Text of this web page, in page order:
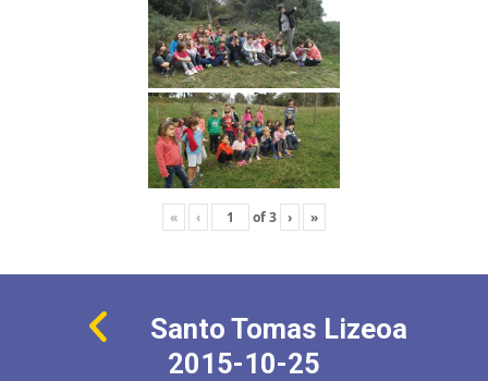
« ‹ of3 › »
Santo Tomas Lizeoa
2015-10-25